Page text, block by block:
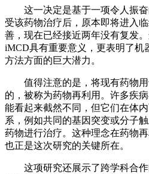
这一决定是基于一项令人振奋
受该药物治疗后，原本即将进入
善，现在已经接近两年没有复发
iMCD具有重要意义，更表明了机
方法方面的巨大潜力。
值得注意的是，将现有药物用
的，被称为药物再利用。许多疾
能看起来截然不同，但它们在体
系，例如共同的基因突变或分子
药物进行治疗。这种理念在药物
也正是这次研究的关键所在。
这项研究还展示了跨学科合作